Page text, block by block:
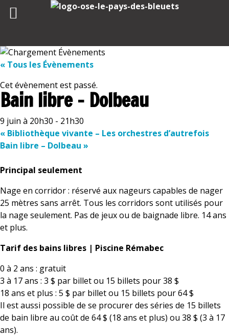
Skip
to
« Tous les Évènements
Cet évènement est passé.
Bain libre – Dolbeau
9 juin à 20h30 - 21h30
« Bibliothèque vivante – Les orchestres d’autrefois
Bain libre – Dolbeau »
Principal seulement
Nage en corridor : réservé aux nageurs capables de nager
25 mètres sans arrêt. Tous les corridors sont utilisés pour
la nage seulement. Pas de jeux ou de baignade libre. 14 ans
et plus.
Tarif des bains libres | Piscine Rémabec
0 à 2 ans : gratuit
3 à 17 ans : 3 $ par billet ou 15 billets pour 38 $
18 ans et plus : 5 $ par billet ou 15 billets pour 64 $
Il est aussi possible de se procurer des séries de 15 billets
de bain libre au coût de 64 $ (18 ans et plus) ou 38 $ (3 à 17
ans).